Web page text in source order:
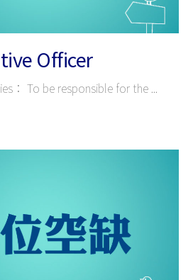
Officer
： To be responsible for the